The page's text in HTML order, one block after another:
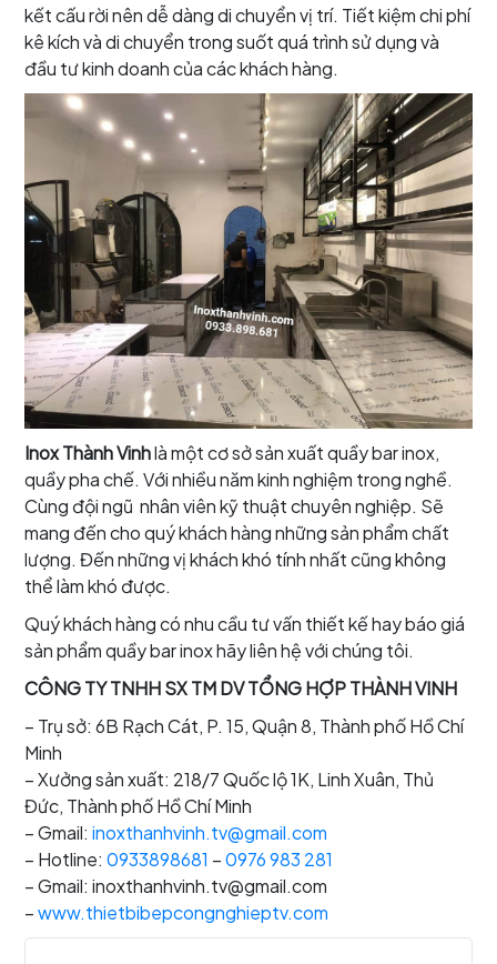
kết cấu rời nên dễ dàng di chuyển vị trí. Tiết kiệm chi phí
kê kích và di chuyển trong suốt quá trình sử dụng và
đầu tư kinh doanh của các khách hàng.
Inox Thành Vinhlà một cơ sở sản xuất quầy bar inox,
quầy pha chế. Với nhiều năm kinh nghiệm trong nghề.
Cùng đội ngũ nhân viên kỹ thuật chuyên nghiệp. Sẽ
mang đến cho quý khách hàng những sản phẩm chất
lượng. Đến những vị khách khó tính nhất cũng không
thể làm khó được.
Quý khách hàng có nhu cầu tư vấn thiết kế hay báo giá
sản phẩm quầy bar inox hãy liên hệ với chúng tôi.
CÔNG TY TNHH SX TM DV TỔNG HỢP THÀNH VINH
– Trụ sở: 6B Rạch Cát, P. 15, Quận 8, Thành phố Hồ Chí
Minh
– Xưởng sản xuất: 218/7 Quốc lộ 1K, Linh Xuân, Thủ
Đức, Thành phố Hồ Chí Minh
– Gmail: inoxthanhvinh.tv@gmail.com
– Hotline: 0933898681 –0976 983 281
– Gmail: inoxthanhvinh.tv@gmail.com
–www.thietbibepcongnghieptv.com